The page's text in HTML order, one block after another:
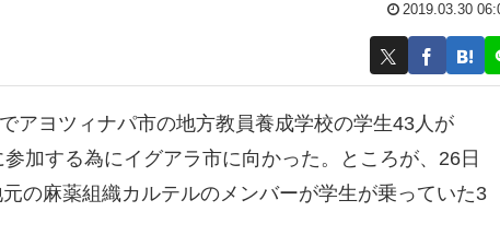
2019.03.30
アヨツィナパ市の地方教員養成学校の学生43人が
加する為にイグアラ市に向かった。ところが、26日
の麻薬組織カルテルのメンバーが学生が乗っていた3